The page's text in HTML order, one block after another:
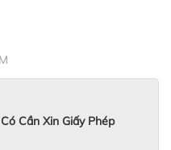
Cần Xin Giấy Phép